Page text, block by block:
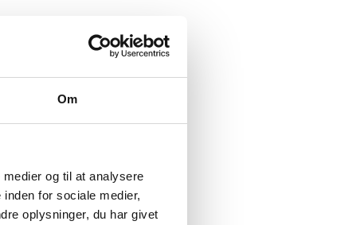
Om
og til at analysere
for sociale medier,
oplysninger, du har givet